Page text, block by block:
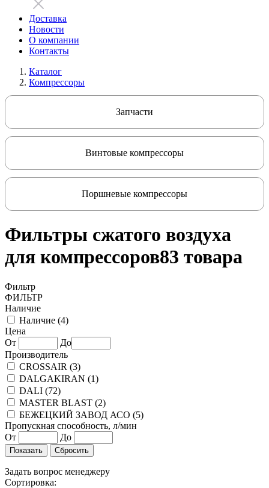
Доставка
Новости
О компании
Контакты
Каталог
Компрессоры
Запчасти
Винтовые компрессоры
Поршневые компрессоры
Фильтры сжатого воздуха
для компрессоров83 товара
Фильтр
ФИЛЬТР
Наличие
Наличие (4)
Цена
От
До
Производитель
CROSSAIR (3)
DALGAKIRAN (1)
DALI (72)
MASTER BLAST (2)
БЕЖЕЦКИЙ ЗАВОД АСО (5)
Пропускная способность, л/мин
От
До
Задать вопрос менеджеру
Сортировка: